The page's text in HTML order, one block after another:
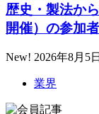
歴史・製法か
開催）の参加
New! 2026年8月5日
業界